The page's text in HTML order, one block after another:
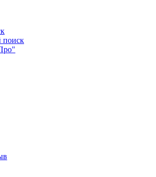
поиск